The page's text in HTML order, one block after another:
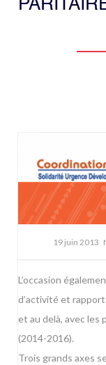
19 juin 2013
L’occasion
d’activité et
et au delà, avec les
(2014-2016).
Trois grands axes